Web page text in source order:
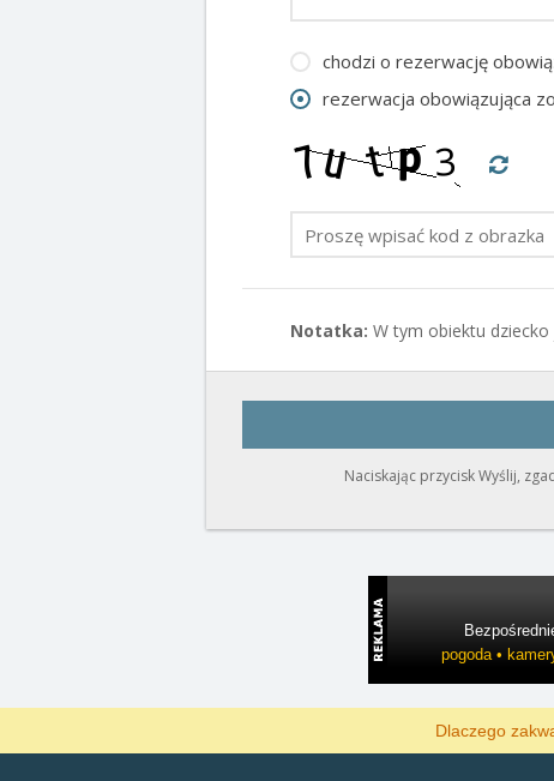
chodzi o rezerwację
rezerwacja obowiązująca
Notatka: W tym obiektu
Naciskając przycisk Wyślij,
pogoda •
Dlaczego